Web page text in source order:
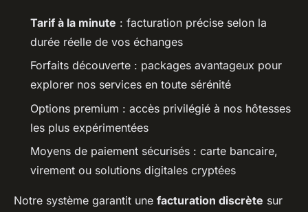
Tarif à la minute : facturation précise selon la
durée réelle de vos échanges
Forfaits découverte : packages avantageux pour
explorer nos services en toute sérénité
Options premium : accès privilégié à nos hôtesses
les plus expérimentées
Moyens de paiement sécurisés : carte bancaire,
virement ou solutions digitales cryptées
Notre système garantit une facturation discrète sur